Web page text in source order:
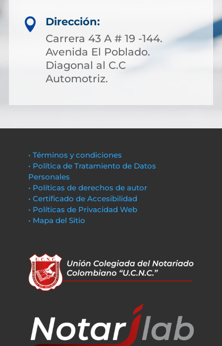

Dirección:
Carrera 43 A # 19 -144.
Avenida El Poblado.
Diagonal al C.C
Automotriz.
• Términos y condiciones
• Política de Tratamiento de Datos
Personales
• Políticas de derechos de autor
• Certificado de Accesibilidad
• Políticas de Privacidad Web
• Mapa del Sitio